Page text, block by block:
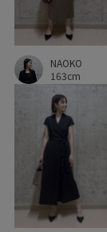
上品 収納力
夏場でも快適
快適なはき心地
撥水素材
美脚効果
通勤バッグ
NAOKO
163cm